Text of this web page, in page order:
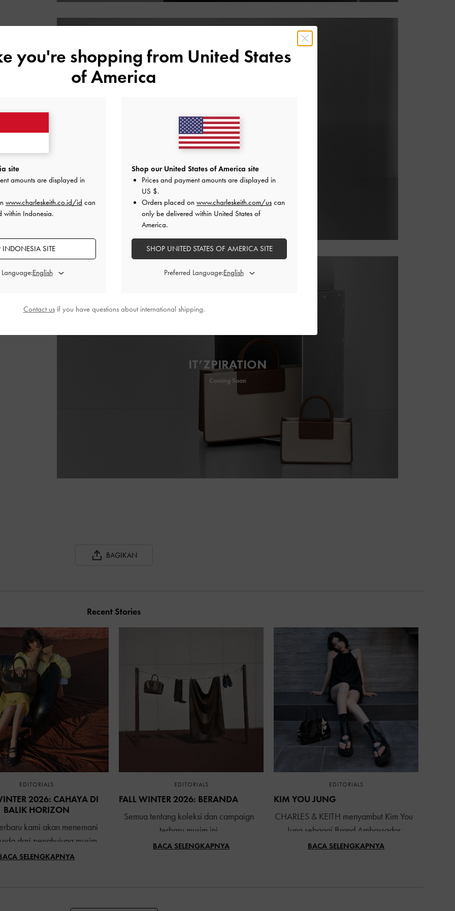
IT’Z DIGITAL
IT’ZPIRATION
Coming Soon
BAGIKAN
Recent Stories
EDITORIALS
2026: CAHAYA DI
BALIK HORIZON
kami akan menemani
dari penghujung musim
kesejukan musim gugur,
SELENGKAPNYA
EDITORIALS
FALL WINTER 2026: BERANDA
Semua tentang koleksi dan campaign
terbaru musim ini
BACA SELENGKAPNYA
EDITORIALS
KIM YOU JUNG
CHARLES & KEITH menyambut Kim You
Jung sebagai Brand Ambassador
BACA SELENGKAPNYA
you're shopping from United States
of America
site
amounts are displayed in
www.charleskeith.co.id/id can
within Indonesia.
INDONESIA SITE
Shop our United States of America site
Prices and payment amounts are displayed in
US $.
Orders placed on www.charleskeith.com/us can
only be delivered within United States of
America.
SHOP UNITED STATES OF AMERICA SITE
Preferred Language:
Contact usif you have questions about international shipping.